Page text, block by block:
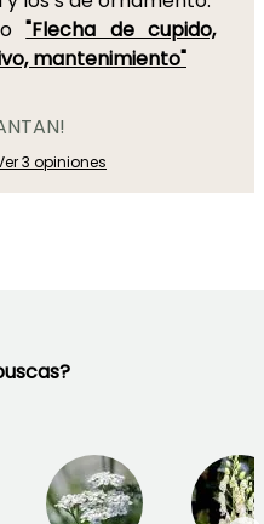
"Flecha de cupido,
mantenimiento"
3 opiniones